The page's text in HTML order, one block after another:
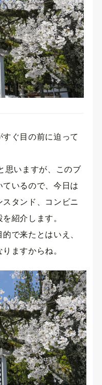
ぐ目の前に迫って
思いますが、このブ
ているので、今日は
タンド、コンビニ
紹介します。
で来たとはいえ、
ますからね。